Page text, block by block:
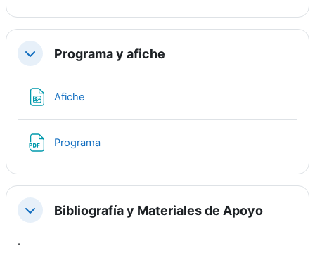
ColapsarPrograma y afiche
Afiche
Programa
ColapsarBibliografía y Materiales de Apoyo
.